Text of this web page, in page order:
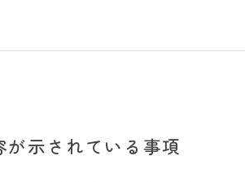
示されている事項